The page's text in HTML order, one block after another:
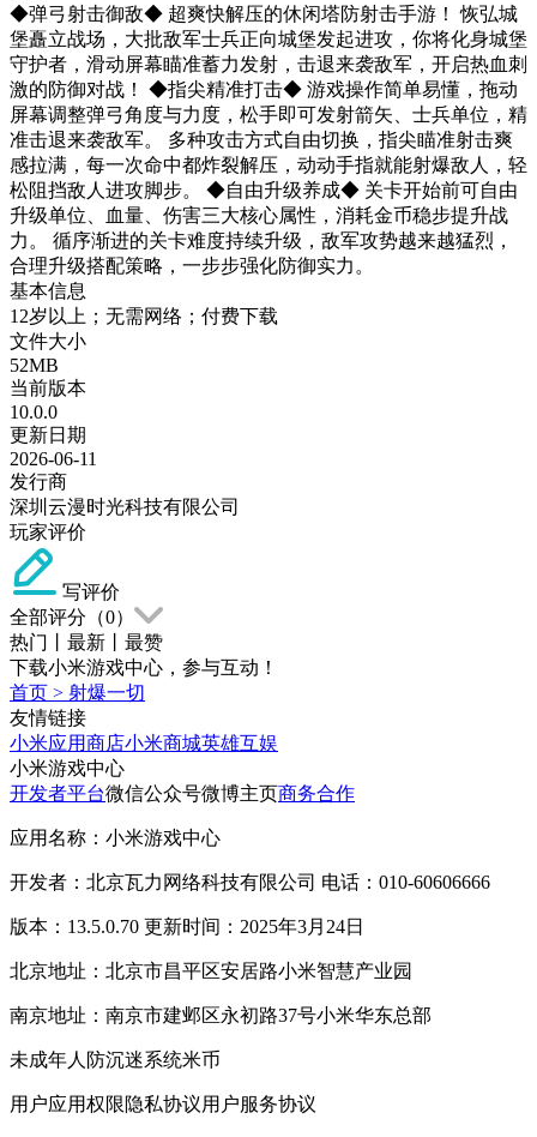
◆弹弓射击御敌◆ 超爽快解压的休闲塔防射击手游！ 恢弘城
堡矗立战场，大批敌军士兵正向城堡发起进攻，你将化身城堡
守护者，滑动屏幕瞄准蓄力发射，击退来袭敌军，开启热血刺
激的防御对战！ ◆指尖精准打击◆ 游戏操作简单易懂，拖动
屏幕调整弹弓角度与力度，松手即可发射箭矢、士兵单位，精
准击退来袭敌军。 多种攻击方式自由切换，指尖瞄准射击爽
感拉满，每一次命中都炸裂解压，动动手指就能射爆敌人，轻
松阻挡敌人进攻脚步。 ◆自由升级养成◆ 关卡开始前可自由
升级单位、血量、伤害三大核心属性，消耗金币稳步提升战
力。 循序渐进的关卡难度持续升级，敌军攻势越来越猛烈，
合理升级搭配策略，一步步强化防御实力。
基本信息
12岁以上；无需网络；付费下载
文件大小
52MB
当前版本
10.0.0
更新日期
2026-06-11
发行商
深圳云漫时光科技有限公司
玩家评价
写评价
全部评分（0）
热门
最新
最赞
下载小米游戏中心，参与互动！
首页 > 射爆一切
友情链接
小米应用商店小米商城英雄互娱
小米游戏中心
开发者平台微信公众号微博主页商务合作
应用名称：小米游戏中心
开发者：北京瓦力网络科技有限公司 电话：010-60606666
版本：13.5.0.70 更新时间：2025年3月24日
北京地址：北京市昌平区安居路小米智慧产业园
南京地址：南京市建邺区永初路37号小米华东总部
未成年人防沉迷系统米币
用户应用权限隐私协议用户服务协议